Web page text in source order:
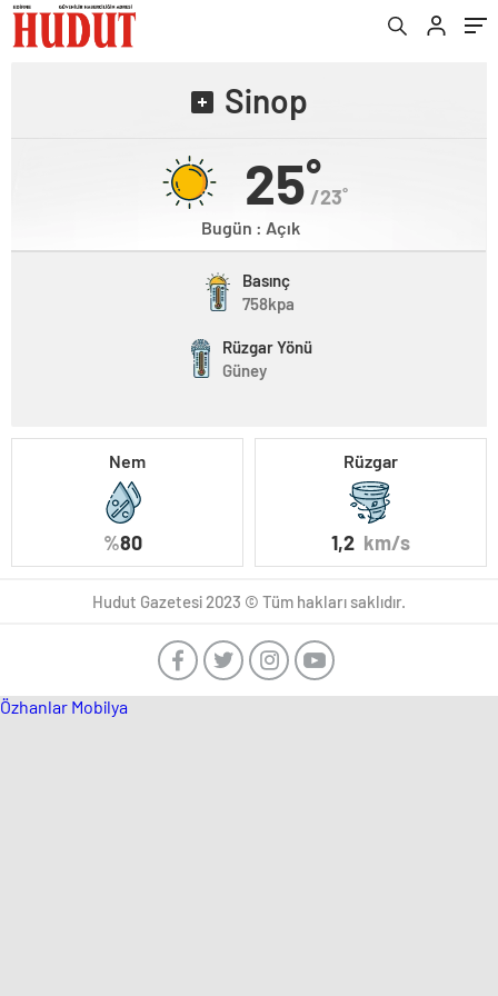
Sinop
25˚
/23˚
Bugün : Açık
Basınç
758kpa
Rüzgar Yönü
Güney
Nem
%80
Rüzgar
1,2 km/s
Hudut Gazetesi 2023 © Tüm hakları saklıdır.
Özhanlar Mobilya